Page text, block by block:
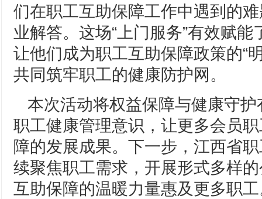
们在职工互助保障工作中遇到的
业解答。这场“上门服务”有效赋
让他们成为职工互助保障政策的“
共同筑牢职工的健康防护网。
本次活动将权益保障与健康守
职工健康管理意识，让更多会员
障的发展成果。下一步，江西省
续聚焦职工需求，开展形式多样
互助保障的温暖力量惠及更多职